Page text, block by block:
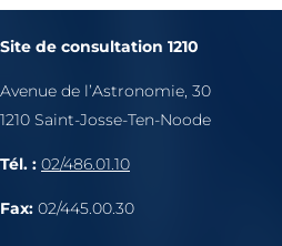
Site de consultation 1210
Avenue de l’Astronomie, 30
1210 Saint-Josse-Ten-Noode
Tél. : 02/486.01.10
Fax: 02/445.00.30